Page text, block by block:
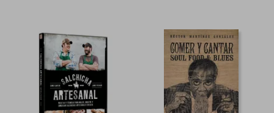
45%
dcto.
45%
dcto.